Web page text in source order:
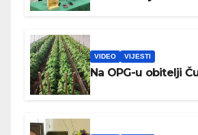
VIDEO VIJESTI
Na OPG-u obitelji